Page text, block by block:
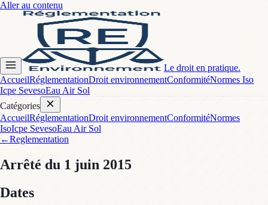
Aller au contenu
Le droit en pratique.
AccueilRéglementationDroit environnementConformitéNormes Iso
Icpe SevesoEau Air Sol
Catégories
AccueilRéglementationDroit environnementConformitéNormes
IsoIcpe SevesoEau Air Sol
←Reglementation
Arrêté du 1 juin 2015
Dates